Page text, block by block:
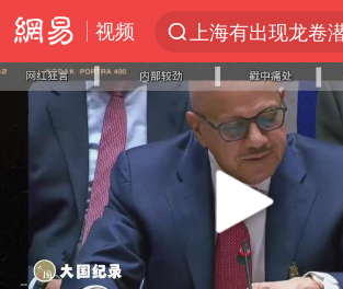
视频
上海有出现龙卷
王传君 《披荆斩